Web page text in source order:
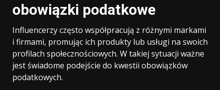
obowiązki podatkowe
Influencerzy często współpracują z różnymi markami
i firmami, promując ich produkty lub usługi na swoich
profilach społecznościowych. W takiej sytuacji ważne
jest świadome podejście do kwestii obowiązków
podatkowych.